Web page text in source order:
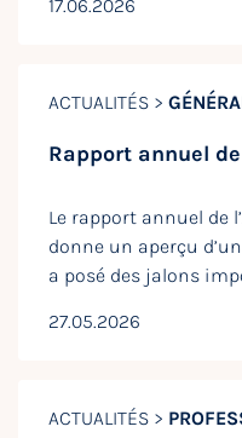
17.06.2026
ACTUALITÉS >
Rapport annuel de
Le rapport annuel de
donne un aperçu
a posé des jalons
27.05.2026
ACTUALITÉS >